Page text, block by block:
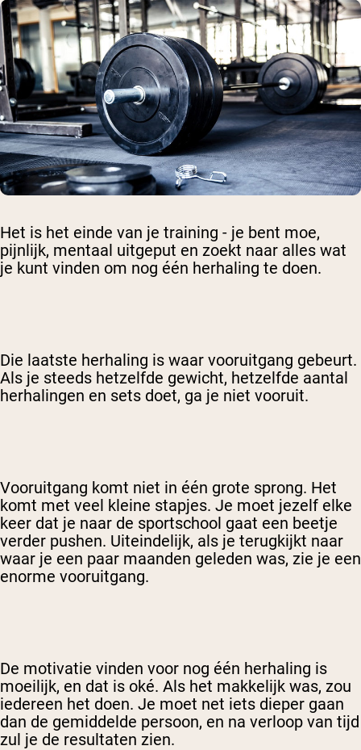
Het is het einde van je training - je bent moe,
pijnlijk, mentaal uitgeput en zoekt naar alles wat
je kunt vinden om nog één herhaling te doen.
Die laatste herhaling is waar vooruitgang gebeurt.
Als je steeds hetzelfde gewicht, hetzelfde aantal
herhalingen en sets doet, ga je niet vooruit.
Vooruitgang komt niet in één grote sprong. Het
komt met veel kleine stapjes. Je moet jezelf elke
keer dat je naar de sportschool gaat een beetje
verder pushen. Uiteindelijk, als je terugkijkt naar
waar je een paar maanden geleden was, zie je een
enorme vooruitgang.
De motivatie vinden voor nog één herhaling is
moeilijk, en dat is oké. Als het makkelijk was, zou
iedereen het doen. Je moet net iets dieper gaan
dan de gemiddelde persoon, en na verloop van tijd
zul je de resultaten zien.